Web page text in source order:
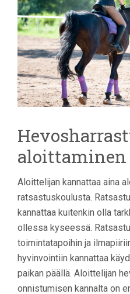
aloittaminen
Aloittelijan kannattaa aina
ratsastuskoulusta.
kannattaa kuitenkin olla
ollessa kyseessä.
toimintatapoihin ja
hyvinvointiin kannattaa
paikan päällä. Aloittelijan
onnistumisen kannalta on